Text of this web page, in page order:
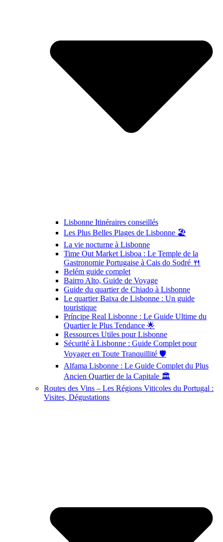
Lisbonne Itinéraires conseillés
Les Plus Belles Plages de Lisbonne 🏖️
La vie nocturne à Lisbonne
Time Out Market Lisboa : Le Temple de la
Gastronomie Portugaise à Cais do Sodré 🍴
Belém guide complet
Bairro Alto, Guide de Voyage
Guide du quartier de Chiado à Lisbonne
Le quartier Baixa de Lisbonne : Un guide
touristique
Príncipe Real Lisbonne : Le Guide Ultime du
Quartier le Plus Tendance 🌟
Ressources Utiles pour Lisbonne
Sécurité à Lisbonne : Guide Complet pour
Voyager en Toute Tranquillité 🛡️
Alfama Lisbonne : Le Guide Complet du Plus
Ancien Quartier de la Capitale 🏛️
Routes des Vins – Les Régions Viticoles du Portugal :
Visites, Dégustations